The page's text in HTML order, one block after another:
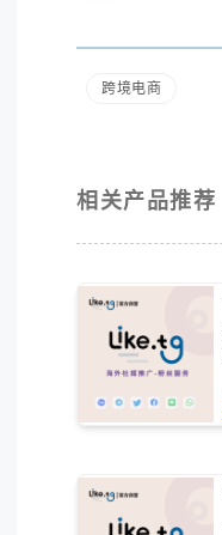
跨境电商
相关产品推荐